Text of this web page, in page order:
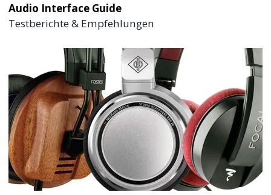
Audio Interface Guide
Testberichte & Empfehlungen